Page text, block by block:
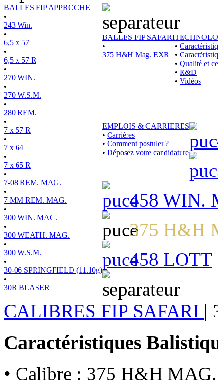
BALLES FIP APPROCHE
•
243 Win.
•
6,5 x 57
•
6,5 x 57 R
•
270 WIN.
•
270 W.S.M.
•
280 REM.
•
7 x 57 R
•
7 x 64
•
7 x 65 R
•
7-08 REM. MAG.
•
7 MM REM. MAG.
•
300 WIN. MAG.
•
300 WEATH. MAG.
•
300 W.S.M.
•
30-06 SPRINGFIELD (11.10g)
•
30R BLASER
BALLES FIP SAFARI
•
375 H&H Mag. EXR
•
•
• Qualité et
• R&D
• Vidéos
EMPLOIS & CARRIERES
• Carrières
• Comment postuler ?
• Déposez votre candidature
458 WIN.
375 H&H
458 LOTT
CALIBRES FIP SAFARI |
Caractéristiques
• Calibre : 375 H&H MAG.